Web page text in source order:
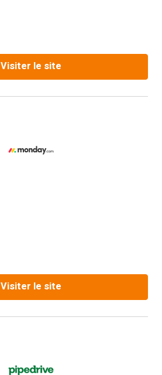
Visiter le site
Visiter le site